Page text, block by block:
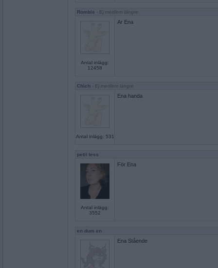
Rombis - Ej medlem längre
Antal inlägg:
12458
Ar Ena
Chich - Ej medlem längre
Antal inlägg: 531
Ena handa
petit tess
Antal inlägg:
3552
För Ena
en dum en
Ena Stående